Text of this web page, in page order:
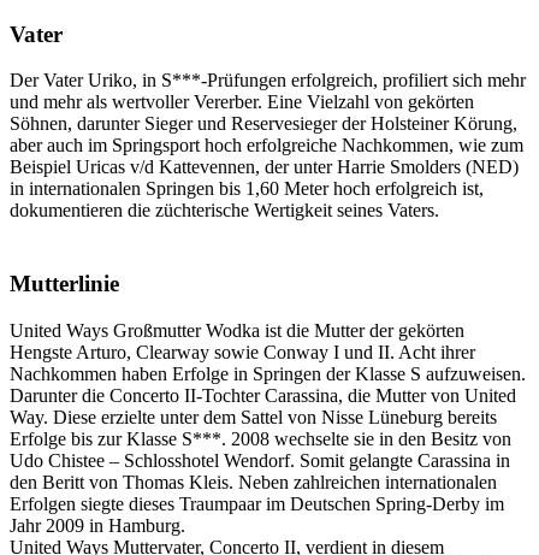
Vater
Der Vater Uriko, in S***-Prüfungen erfolgreich, profiliert sich mehr
und mehr als wertvoller Vererber. Eine Vielzahl von gekörten
Söhnen, darunter Sieger und Reservesieger der Holsteiner Körung,
aber auch im Springsport hoch erfolgreiche Nachkommen, wie zum
Beispiel Uricas v/d Kattevennen, der unter Harrie Smolders (NED)
in internationalen Springen bis 1,60 Meter hoch erfolgreich ist,
dokumentieren die züchterische Wertigkeit seines Vaters.
Mutterlinie
United Ways Großmutter Wodka ist die Mutter der gekörten
Hengste Arturo, Clearway sowie Conway I und II. Acht ihrer
Nachkommen haben Erfolge in Springen der Klasse S aufzuweisen.
Darunter die Concerto II-Tochter Carassina, die Mutter von United
Way. Diese erzielte unter dem Sattel von Nisse Lüneburg bereits
Erfolge bis zur Klasse S***. 2008 wechselte sie in den Besitz von
Udo Chistee – Schlosshotel Wendorf. Somit gelangte Carassina in
den Beritt von Thomas Kleis. Neben zahlreichen internationalen
Erfolgen siegte dieses Traumpaar im Deutschen Spring-Derby im
Jahr 2009 in Hamburg.
United Ways Muttervater, Concerto II, verdient in diesem